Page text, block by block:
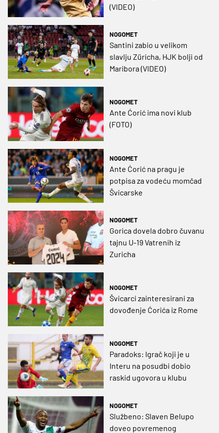
(VIDEO)
NOGOMET
Santini zabio u velikom
slavlju Züricha, HJK bolji od
Maribora (VIDEO)
NOGOMET
Ante Ćorić ima novi klub
(FOTO)
NOGOMET
Ante Ćorić na pragu je
potpisa za vodeću momčad
Švicarske
NOGOMET
Gorica dovela dobro čuvanu
tajnu U-19 Vatrenih iz
Zuricha
NOGOMET
Švicarci zainteresirani za
dovođenje Ćorića iz Rome
NOGOMET
Paradoks: Igrač koji je u
Interu na posudbi dobio
raskid ugovora u klubu
NOGOMET
Službeno: Slaven Belupo
doveo povremenog